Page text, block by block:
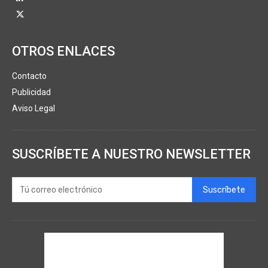
OTROS ENLACES
Contacto
Publicidad
Aviso Legal
SUSCRÍBETE A NUESTRO NEWSLETTER
Suscríbete